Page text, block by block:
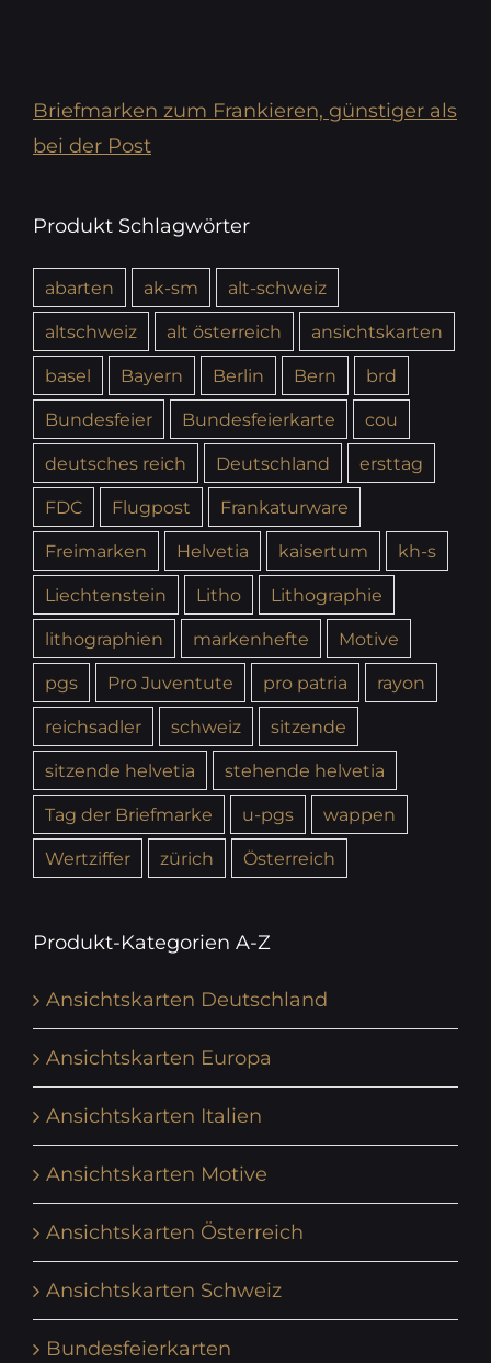
Briefmarken zum Frankieren, günstiger als
bei der Post
Produkt Schlagwörter
abarten ak-sm
alt-schweiz
altschweiz
alt österreich
ansichtskarten
basel
Bayern Berlin Bern
brd
Bundesfeier
Bundesfeierkarte
cou
deutsches reich
Deutschland
ersttag
FDC
Flugpost
Frankaturware
Freimarken
Helvetia kaisertum
kh-s
Liechtenstein
Litho
Lithographie
lithographien
markenhefte
Motive
pgs
Pro Juventute pro patria
rayon
reichsadler
schweiz
sitzende
sitzende helvetia
stehende helvetia
Tag der Briefmarke
u-pgs
wappen
Wertziffer
zürich Österreich
Produkt-Kategorien A-Z
Ansichtskarten Deutschland
Ansichtskarten Europa
Ansichtskarten Italien
Ansichtskarten Motive
Ansichtskarten Österreich
Ansichtskarten Schweiz
Bundesfeierkarten